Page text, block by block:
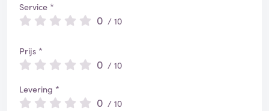
Service *
0 / 10
Prijs *
0 / 10
Levering *
0 / 10